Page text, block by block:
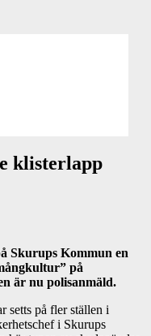
klisterlapp
Skurups Kommun en
på
är nu polisanmäld.
setts på fler ställen i
i Skurups